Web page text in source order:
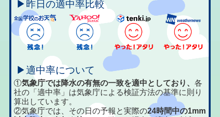
▶昨日の適中率比較
▶適中率について
①気象庁では降水の有無の一致を適中としており、各
社の「適中率」は気象庁による検証方法の基準に則り
算出しています。
②気象庁では、その日の予報と実際の24時間中の1mm